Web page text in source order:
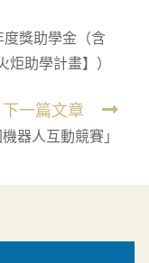
獎助學金（含
助學計畫】）
下一篇文章
器人互動競賽」